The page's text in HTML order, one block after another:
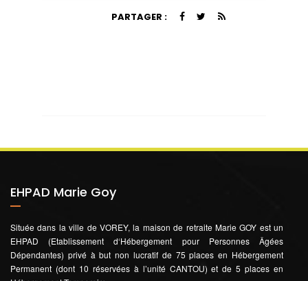
PARTAGER :
EHPAD Marie Goy
Située dans la ville de VOREY, la maison de retraite Marie GOY est un
EHPAD (Etablissement d‘Hébergement pour Personnes Âgées
Dépendantes) privé à but non lucratif de 75 places en Hébergement
Permanent (dont 10 réservées à l’unité CANTOU) et de 5 places en